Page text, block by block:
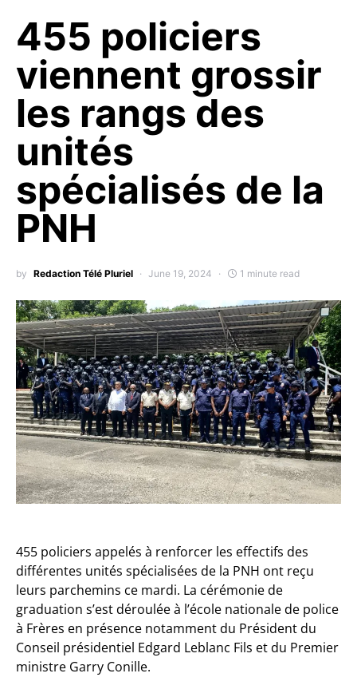
455 policiers
viennent grossir
les rangs des
unités
spécialisés de la
PNH
by Redaction Télé Pluriel June 19, 2024 1 minute read
455 policiers appelés à renforcer les effectifs des
différentes unités spécialisées de la PNH ont reçu
leurs parchemins ce mardi. La cérémonie de
graduation s’est déroulée à l’école nationale de police
à Frères en présence notamment du Président du
Conseil présidentiel Edgard Leblanc Fils et du Premier
ministre Garry Conille.